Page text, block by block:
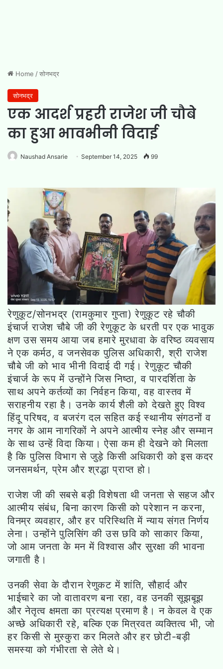
Home /सोनभद्र
सोनभद्र
एक आदर्श प्रहरी राजेश जी चौबे
का हुआ भावभीनी विदाई
Naushad Ansarie September 14, 2025 99
रेणुकूट/सोनभद्र (रामकुमार गुप्ता) रेणुकूट रहे चौकी
इंचार्ज राजेश चौबे जी की रेणुकूट के धरती पर एक भावुक
क्षण उस समय आया जब हमारे मुरधावा के वरिष्ठ व्यवसाय
ने एक कर्मठ, व जनसेवक पुलिस अधिकारी, श्री राजेश
चौबे जी को भाव भीनी विदाई दी गई। रेणुकूट चौकी
इंचार्ज के रूप में उन्होंने जिस निष्ठा, व पारदर्शिता के
साथ अपने कर्तव्यों का निर्वहन किया, वह वास्तव में
सराहनीय रहा है। उनके कार्य शैली को देखते हुए विश्व
हिंदू परिषद, व बजरंग दल सहित कई स्थानीय संगठनों व
नगर के आम नागरिकों ने अपने आत्मीय स्नेह और सम्मान
के साथ उन्हें विदा किया। ऐसा कम ही देखने को मिलता
है कि पुलिस विभाग से जुड़े किसी अधिकारी को इस कदर
जनसमर्थन, प्रेम और श्रद्धा प्राप्त हो।
राजेश जी की सबसे बड़ी विशेषता थी जनता से सहज और
आत्मीय संबंध, बिना कारण किसी को परेशान न करना,
विनम्र व्यवहार, और हर परिस्थिति में न्याय संगत निर्णय
लेना। उन्होंने पुलिसिंग की उस छवि को साकार किया,
जो आम जनता के मन में विश्वास और सुरक्षा की भावना
जगाती है।
उनकी सेवा के दौरान रेणुकट में शांति, सौहार्द और
भाईचारे का जो वातावरण बना रहा, वह उनकी सूझबूझ
और नेतृत्व क्षमता का प्रत्यक्ष प्रमाण है। न केवल वे एक
अच्छे अधिकारी रहे, बल्कि एक मित्रवत व्यक्तित्व भी, जो
हर किसी से मुस्कुरा कर मिलते और हर छोटी-बड़ी
समस्या को गंभीरता से लेते थे।